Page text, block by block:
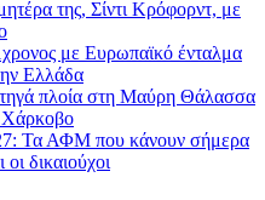
της, Σίντι Κρόφορντ, με
με Ευρωπαϊκό ένταλμα
Ελλάδα
πλοία στη Μαύρη Θάλασσα
Χάρκοβο
Τα ΑΦΜ που κάνουν σήμερα
δικαιούχοι